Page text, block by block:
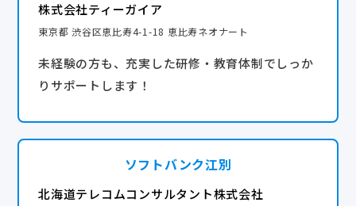
株式会社ティーガイア
東京都 渋谷区恵比寿4-1-18 恵比寿ネオナート
未経験の方も、充実した研修・教育体制でしっか
りサポートします！
ソフトバンク江別
北海道テレコムコンサルタント株式会社